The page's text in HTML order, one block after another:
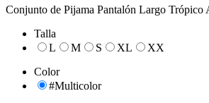
Conjunto de Pijama Pantalón Largo Trópico
Talla
L
M S XL
XX
Color
#Multicolor